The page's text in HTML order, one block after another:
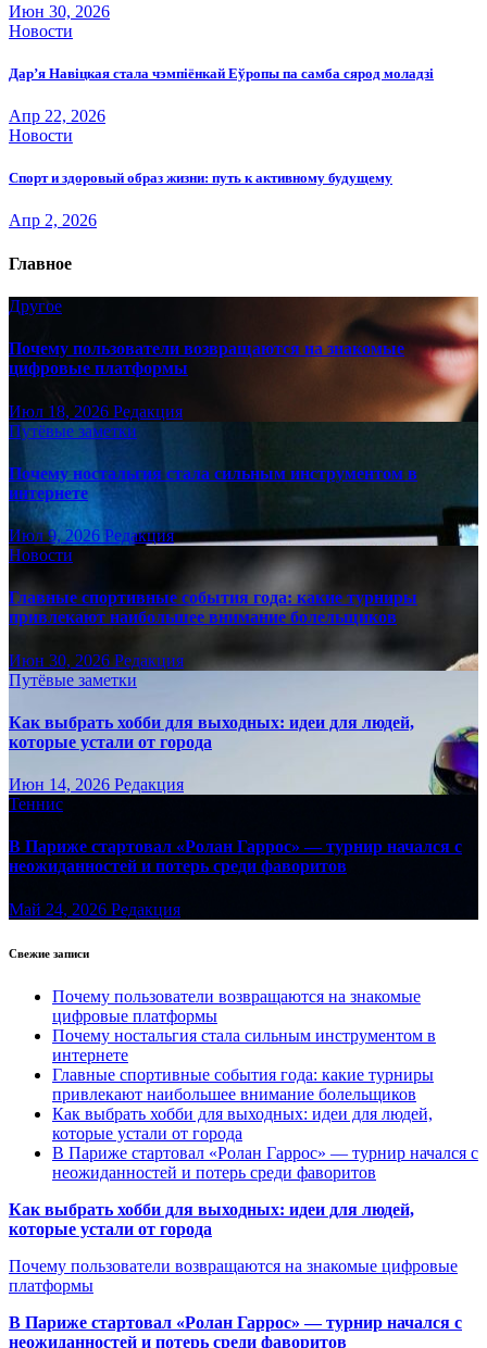
Июн 30, 2026
Новости
Дар’я Навіцкая стала чэмпіёнкай Еўропы па самба сярод моладзі
Апр 22, 2026
Новости
Спорт и здоровый образ жизни: путь к активному будущему
Апр 2, 2026
Главное
Другое
Почему пользователи возвращаются на знакомые
цифровые платформы
Июл 18, 2026 Редакция
Путёвые заметки
Почему ностальгия стала сильным инструментом в
интернете
Июл 9, 2026 Редакция
Новости
Главные спортивные события года: какие турниры
привлекают наибольшее внимание болельщиков
Июн 30, 2026 Редакция
Путёвые заметки
Как выбрать хобби для выходных: идеи для людей,
которые устали от города
Июн 14, 2026 Редакция
Теннис
В Париже стартовал «Ролан Гаррос» — турнир начался с
неожиданностей и потерь среди фаворитов
Май 24, 2026 Редакция
Свежие записи
Почему пользователи возвращаются на знакомые
цифровые платформы
Почему ностальгия стала сильным инструментом в
интернете
Главные спортивные события года: какие турниры
привлекают наибольшее внимание болельщиков
Как выбрать хобби для выходных: идеи для людей,
которые устали от города
В Париже стартовал «Ролан Гаррос» — турнир начался с
неожиданностей и потерь среди фаворитов
Как выбрать хобби для выходных: идеи для людей,
которые устали от города
Почему пользователи возвращаются на знакомые цифровые
платформы
В Париже стартовал «Ролан Гаррос» — турнир начался с
неожиданностей и потерь среди фаворитов